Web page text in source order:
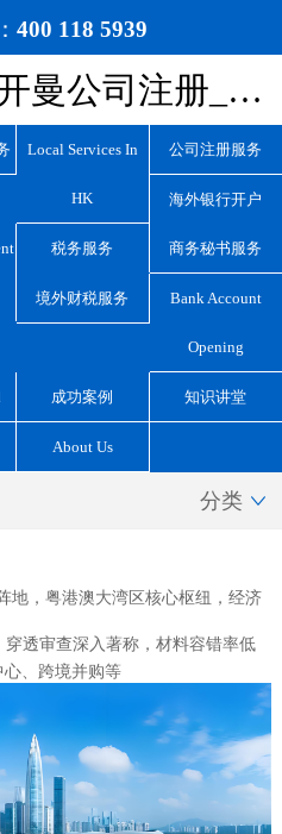
400 118 5939
香港公司注册_开曼公司注册_BVI公司注册_离岸公司注册_宏源国际咨询
Local Services In
HK
公司注册服务
海外银行开户
税务服务 商务秘书服务
境外财税服务 Bank Account
Opening
成功案例 知识讲堂
About Us
分类 
地，粤港澳大湾区核心枢纽，经济
透审查深入著称，材料容错率低
、跨境并购等